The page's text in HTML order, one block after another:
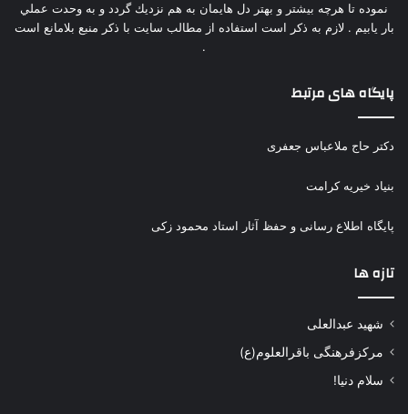
نموده تا هرچه بيشتر و بهتر دل هايمان به هم نزديك گردد و به وحدت عملي
بار يابيم . لازم به ذكر است استفاده از مطالب سايت با ذكر منبع بلامانع است
.
پایگاه های مرتبط
دکتر حاج ملاعباس جعفری
بنیاد خیریه کرامت
پایگاه اطلاع رسانی و حفظ آثار استاد محمود زکی
تازه ها
شهید عبدالعلی
مرکزفرهنگی باقرالعلوم(ع)
سلام دنیا!